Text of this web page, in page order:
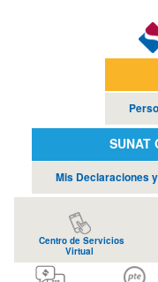
SUNAT
Mis Declaraciones
Centro de Servicios
Virtual